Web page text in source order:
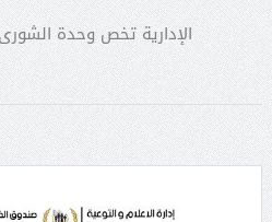
الإدارية تخص وحدة